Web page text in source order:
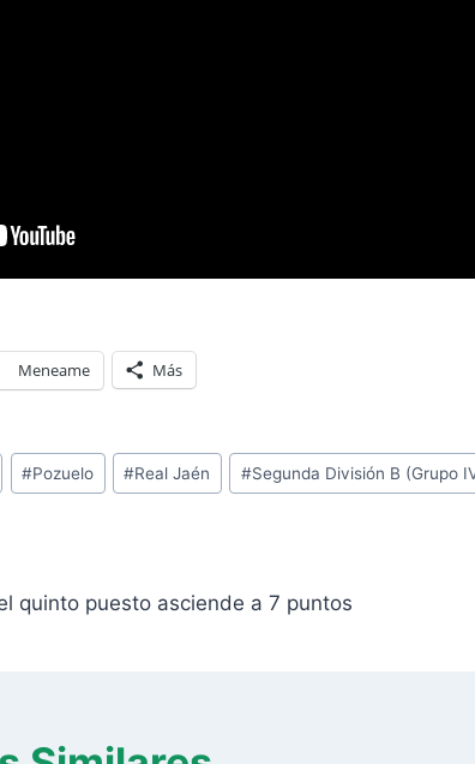
Meneame Más
#Pozuelo #Real Jaén #Segunda División B (Grupo
quinto puesto asciende a 7 puntos